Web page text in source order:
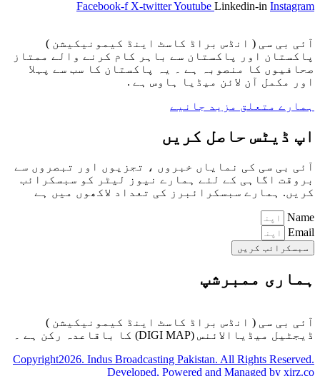
Facebook-f X-twitterYoutube Linkedin-in Instagram
آئی بی سی ( انڈس براڈ کاسٹ اینڈ کیمونیکیشن )
پاکستان اور پاکستان سے باہر کام کرنے والے ممتاز
صحافیوں کا منصوبہ ہے ۔ یہ پاکستان کا سب سے پہلا
اور مکمل آن لائن میڈیا ہاوس ہے .
ہمارے متعلق مزید جانیے
اپ ڈیٹس حاصل کریں
آئی بی سی کی نمایاں خبروں ، تجزیوں اور تبصروں سے
بروقت اگاہی کے لئے ہمارے نیوز لیٹر کو سبسکرائب
کریں. ہمارے سبسکرائبرز کی تعداد لاکھوں میں ہے
Name
Email
سبسکرائب کریں
ہماری ممبرشپ
آئی بی سی ( انڈس براڈ کاسٹ اینڈ کیمونیکیشن )
ڈیجٹیل میڈیاالائنس (DIGI MAP) کا باقاعدہ رکن ہے ۔
Copyright2026. Indus Broadcasting Pakistan. All Rights Reserved.
Developed, Powered and Managed by xirz.co